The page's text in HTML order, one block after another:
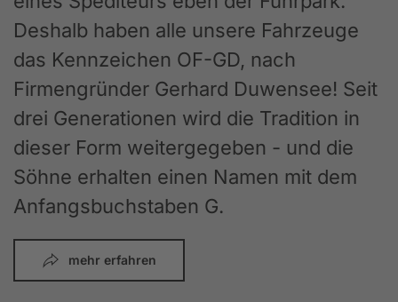
Deshalb haben alle unsere Fahrzeuge
das Kennzeichen OF-GD, nach
Firmengründer Gerhard Duwensee! Seit
drei Generationen wird die Tradition in
dieser Form weitergegeben - und die
Söhne erhalten einen Namen mit dem
Anfangsbuchstaben G.
mehr erfahren